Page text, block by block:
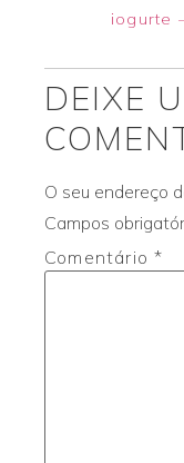
iogurte
DEIXE
O seu endereço
Campos
Comentário*